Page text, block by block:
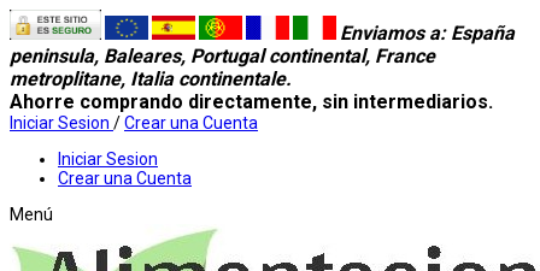
Enviamos a: España
peninsula, Baleares, Portugal continental, France
metroplitane, Italia continentale.
Ahorre comprando directamente, sin intermediarios.
Iniciar Sesion /Crear una Cuenta
Iniciar Sesion
Crear una Cuenta
Menú